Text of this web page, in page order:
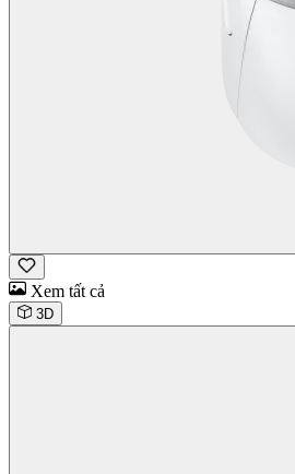
Xem tất cả
3D